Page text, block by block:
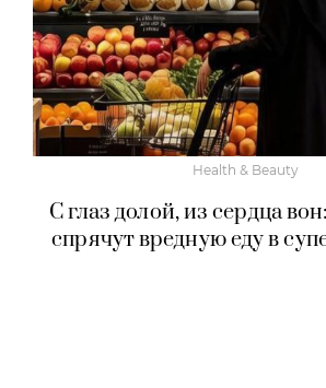
Health & Beauty
С глаз долой, из сердца
спрячут вредную еду в